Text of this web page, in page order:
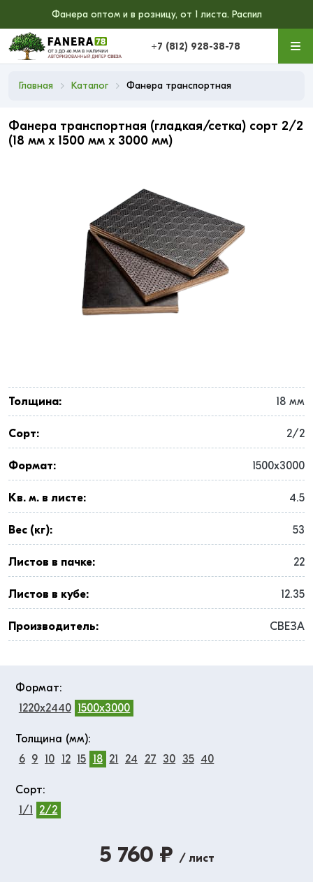
Фанера оптом и в розницу, от 1 листа. Распил
+7 (812) 928-38-78
Главная Каталог Фанера транспортная
Фанера транспортная (гладкая/сетка) сорт 2/2
(18 мм x 1500 мм x 3000 мм)
Толщина: 18 мм
Сорт: 2/2
Формат: 1500x3000
Кв. м. в листе: 4.5
Вес (кг): 53
Листов в пачке: 22
Листов в кубе: 12.35
Производитель: СВЕЗА
Формат:
1220x2440 1500x3000
Толщина (мм):
6 9 10 12 15 18 21 24 27 30 35 40
Сорт:
1/1
2/2
5 760 ₽ / лист